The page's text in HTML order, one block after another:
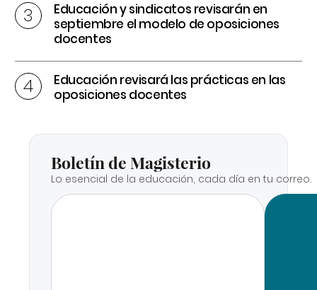
Educación y sindicatos revisarán en
septiembre el modelo de oposiciones
docentes
Educación revisará las prácticas en las
oposiciones docentes
Boletín de Magisterio
Lo esencial de la educación, cada día en tu correo.